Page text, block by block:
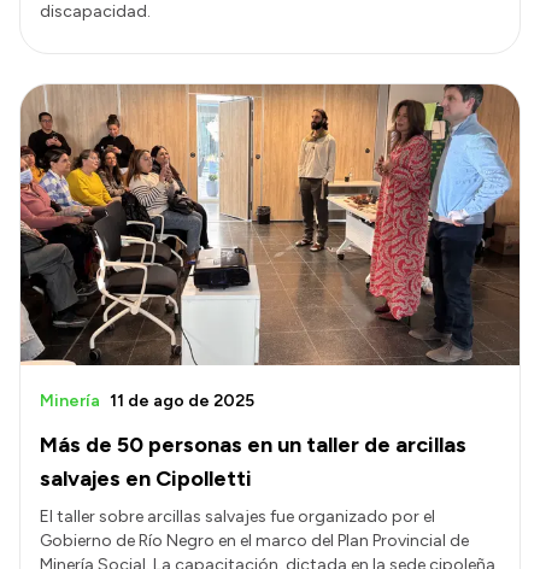
discapacidad.
Más de 50 personas en un taller de arcillas
salvajes en Cipolletti
Minería 11 de ago de 2025
El taller sobre arcillas salvajes fue organizado por el
Gobierno de Río Negro en el marco del Plan Provincial de
Minería Social. La capacitación, dictada en la sede cipoleña